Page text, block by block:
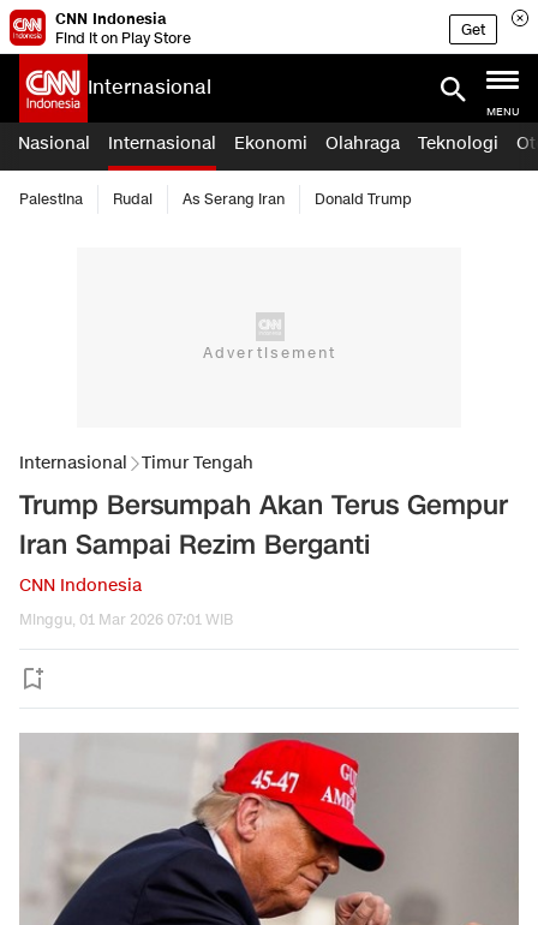
CNN Indonesia
Find it on Play Store
Get
Internasional
MENU
Nasional Internasional Ekonomi Olahraga Teknologi
Palestina Rudal As Serang Iran Donald Trump
Internasional Timur Tengah
Trump Bersumpah Akan Terus Gempur
Iran Sampai Rezim Berganti
CNN Indonesia
Minggu, 01 Mar 2026 07:01 WIB